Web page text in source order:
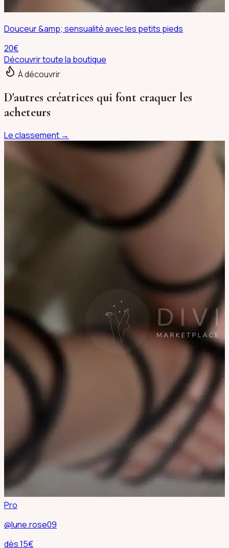
Douceur &amp; sensualité avec les petits pieds
20€
Découvrir toute la boutique
À découvrir
D'autres créatrices qui font craquer les
acheteurs
Le classement →
Pro
@lune.rose09
dès15€